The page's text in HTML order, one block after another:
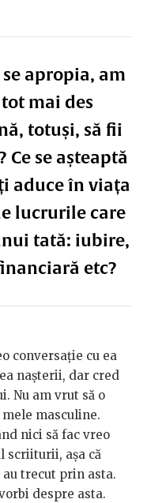
apropia, am
mai des
totuși, să fii
Ce se așteaptă
aduce în viața
lucrurile care
tată: iubire,
etc?
conversație cu ea
nașterii, dar cred
Nu am vrut să o
masculine.
nici să fac vreo
scriiturii, așa că
trecut prin asta.
despre asta.